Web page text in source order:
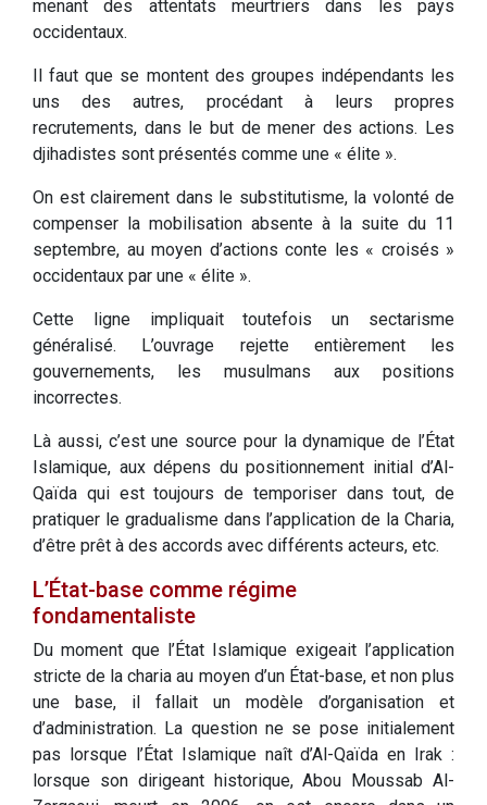
menant des attentats meurtriers dans les pays
occidentaux.
Il faut que se montent des groupes indépendants les
uns des autres, procédant à leurs propres
recrutements, dans le but de mener des actions. Les
djihadistes sont présentés comme une « élite ».
On est clairement dans le substitutisme, la volonté de
compenser la mobilisation absente à la suite du 11
septembre, au moyen d’actions conte les « croisés »
occidentaux par une « élite ».
Cette ligne impliquait toutefois un sectarisme
généralisé. L’ouvrage rejette entièrement les
gouvernements, les musulmans aux positions
incorrectes.
Là aussi, c’est une source pour la dynamique de l’État
Islamique, aux dépens du positionnement initial d’Al-
Qaïda qui est toujours de temporiser dans tout, de
pratiquer le gradualisme dans l’application de la Charia,
d’être prêt à des accords avec différents acteurs, etc.
L’État-base comme régime
fondamentaliste
Du moment que l’État Islamique exigeait l’application
stricte de la charia au moyen d’un État-base, et non plus
une base, il fallait un modèle d’organisation et
d’administration. La question ne se pose initialement
pas lorsque l’État Islamique naît d’Al-Qaïda en Irak :
lorsque son dirigeant historique, Abou Moussab Al-